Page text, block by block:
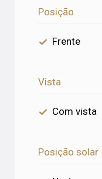
Posição
Frente
Vista
Com vista
Posição solar